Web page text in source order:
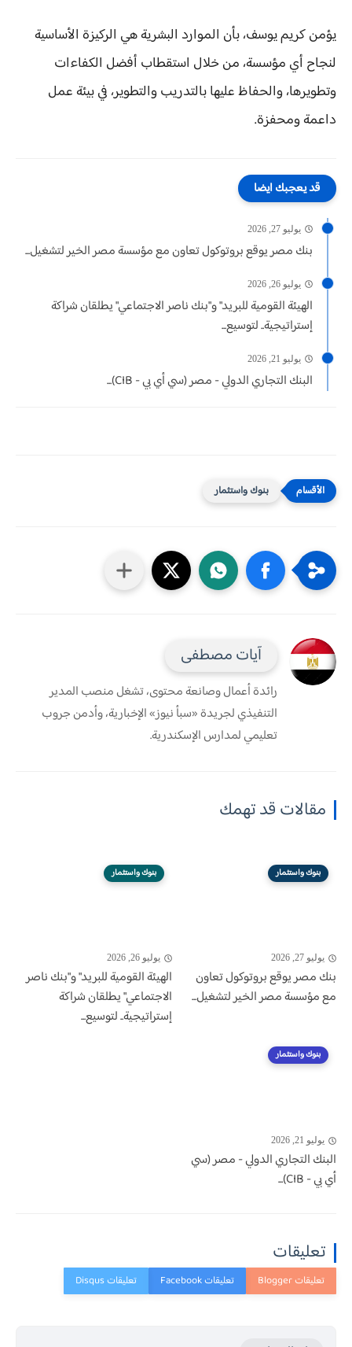
يؤمن كريم يوسف، بأن الموارد البشرية هي الركيزة الأساسية
لنجاح أي مؤسسة، من خلال استقطاب أفضل الكفاءات
وتطويرها، والحفاظ عليها بالتدريب والتطوير، في بيئة عمل
داعمة ومحفزة.
قد يعجبك ايضا
يوليو 27, 2026
بنك مصر يوقع بروتوكول تعاون مع مؤسسة مصر الخير لتشغيل...
يوليو 26, 2026
الهيئة القومية للبريد" و"بنك ناصر الاجتماعي" يطلقان شراكة
إستراتيجية.. لتوسيع...
يوليو 21, 2026
البنك التجاري الدولي - مصر (سي أي بي - CIB)...
بنوك واستثمار
آيات مصطفى
رائدة أعمال وصانعة محتوى، تشغل منصب المدير
التنفيذي لجريدة «سبأ نيوز» الإخبارية، وأدمن جروب
تعليمي لمدارس الإسكندرية.
مقالات قد تهمك
بنوك واستثمار
يوليو 27, 2026
بنك مصر يوقع بروتوكول تعاون
مع مؤسسة مصر الخير لتشغيل...
بنوك واستثمار
يوليو 26, 2026
الهيئة القومية للبريد" و"بنك ناصر
الاجتماعي" يطلقان شراكة
إستراتيجية.. لتوسيع...
بنوك واستثمار
يوليو 21, 2026
البنك التجاري الدولي - مصر (سي
أي بي - CIB)...
تعليقات